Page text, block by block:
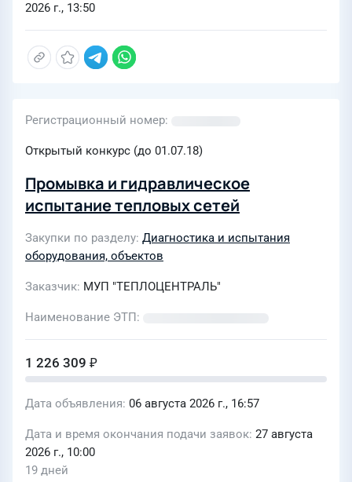
2026 г., 13:50
Регистрационный номер
Открытый конкурс (до 01.07.18)
Промывка и гидравлическое
испытание тепловых сетей
Закупки по разделу Диагностика и испытания
оборудования, объектов
Заказчик МУП "ТЕПЛОЦЕНТРАЛЬ"
Наименование ЭТП
1 226 309 ₽
Дата объявления 06 августа 2026 г., 16:57
Дата и время окончания подачи заявок 27 августа
2026 г., 10:00
19 дней